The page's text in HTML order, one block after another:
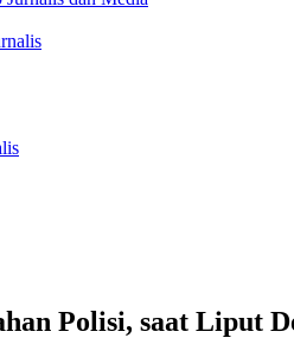
Polisi, saat Liput